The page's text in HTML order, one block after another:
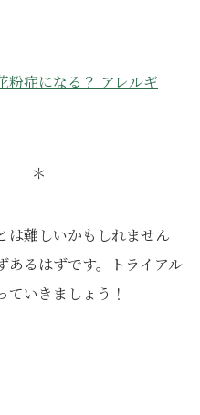
粉症になる？ アレルギ
＊
は難しいかもしれません
あるはずです。トライアル
いきましょう！